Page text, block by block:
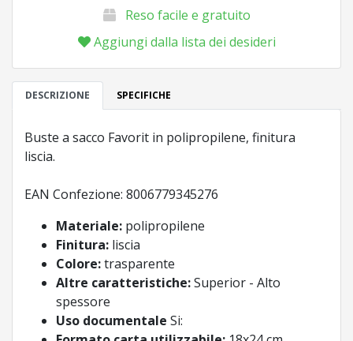
Reso facile e gratuito
Aggiungi dalla lista dei desideri
DESCRIZIONE SPECIFICHE
Buste a sacco Favorit in polipropilene, finitura
liscia.
EAN Confezione: 8006779345276
Materiale: polipropilene
Finitura: liscia
Colore:trasparente
Altre caratteristiche:Superior - Alto
spessore
Uso documentale Si: